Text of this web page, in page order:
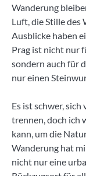
Wanderung
Luft, die Stille des
Ausblicke haben
Prag ist nicht nur
sondern auch für
nur einen
Es ist schwer,
trennen, doch ich
kann, um die
Wanderung hat
nicht nur eine